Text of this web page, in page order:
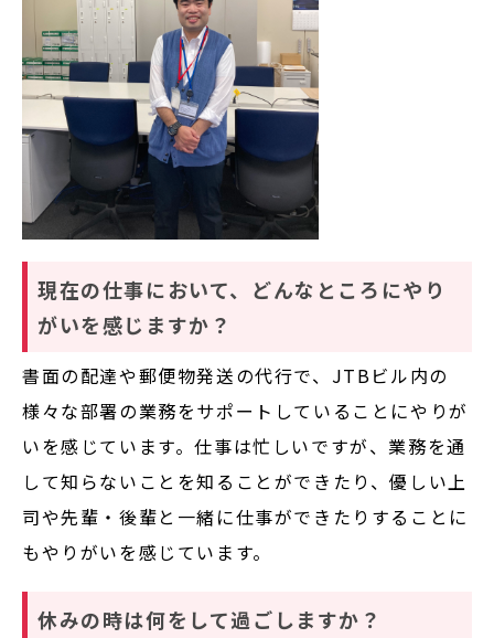
現在の仕事において、どんなところにやり
がいを感じますか？
書面の配達や郵便物発送の代行で、JTBビル内の
様々な部署の業務をサポートしていることにやりが
いを感じています。仕事は忙しいですが、業務を通
して知らないことを知ることができたり、優しい上
司や先輩・後輩と一緒に仕事ができたりすることに
もやりがいを感じています。
休みの時は何をして過ごしますか？